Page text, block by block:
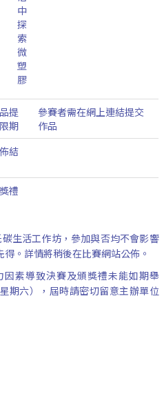
中
探
索
微
塑
膠
提
期
參賽者需在網上連結提交
作品
結
禮
生活工作坊，參加與否均不會影響
。詳情將稍後在比賽網站公佈。
素導致決賽及頒獎禮未能如期舉
期六），屆時請密切留意主辦單位